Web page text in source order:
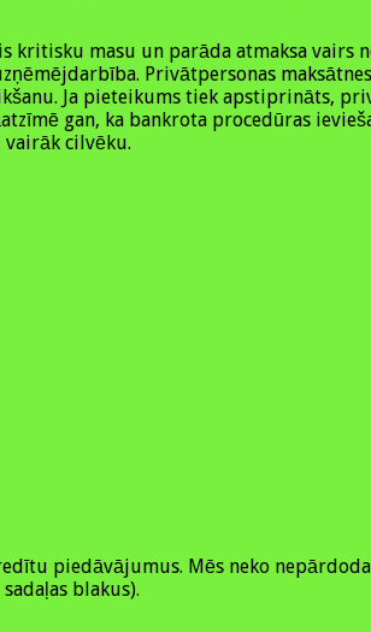
masu un parāda atmaksa vairs
Privātpersonas
Ja pieteikums tiek apstiprināts,
gan, ka bankrota procedūras
cilvēku.
piedāvājumus. Mēs neko
blakus).